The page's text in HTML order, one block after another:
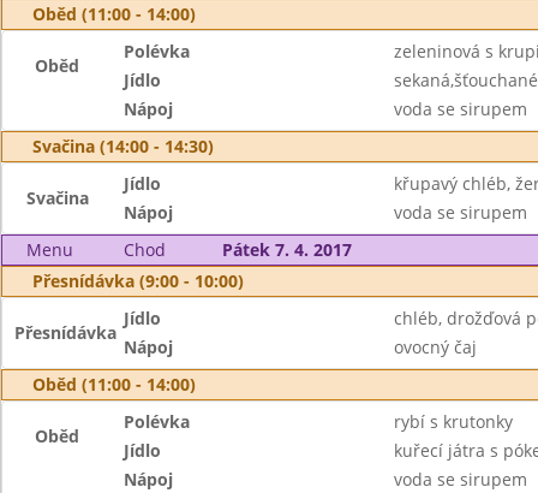
Oběd (11:00 - 14:00)
Oběd
Polévka
zeleninová s
Jídlo
Nápoj
voda se sirupem
Svačina (14:00 - 14:30)
Svačina
Jídlo
křupavý chléb,
Nápoj
voda se sirupem
Menu
Chod
Pátek 7. 4. 2017
Přesnídávka (9:00 - 10:00)
Přesnídávka
Jídlo
chléb, drožďová
Nápoj
ovocný čaj
Oběd (11:00 - 14:00)
Oběd
Polévka
rybí s krutonky
Jídlo
kuřecí játra s
Nápoj
voda se sirupem